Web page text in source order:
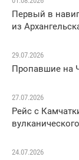
Первый в
из
29.07.2026
Пропавшие на
27.07.2026
Рейс с
24.07.2026